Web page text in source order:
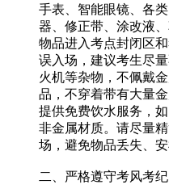
手表、智能眼镜、各
器、修正带、涂改液
物品进入考点封闭区
误入场，建议考生尽
火机等杂物，不佩戴
品，不穿着带有大量
提供免费饮水服务，
非金属材质。请尽量
场，避免物品丢失、
二、严格遵守考风考